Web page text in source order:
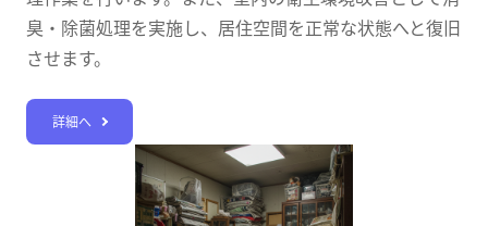
臭・除菌処理を実施し、居住空間を正常な状態へと復旧
させます。
詳細へ